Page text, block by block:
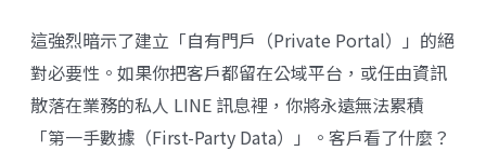
這強烈暗示了建立「自有門戶（Private Portal）」的絕
對必要性。如果你把客戶都留在公域平台，或任由資訊
散落在業務的私人 LINE 訊息裡，你將永遠無法累積
「第一手數據（First-Party Data）」。客戶看了什麼？